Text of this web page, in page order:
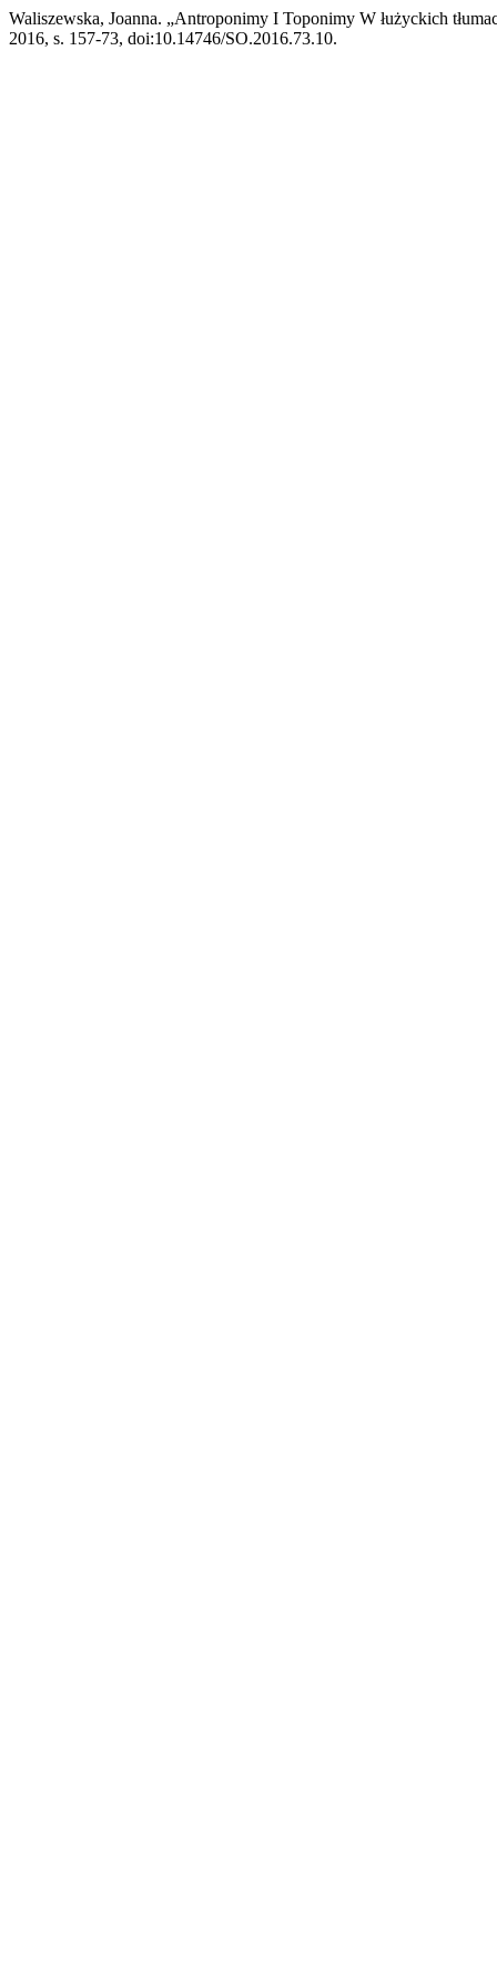
Waliszewska, Joanna. „Antroponimy I Toponimy W łużyckich
2016, s. 157-73, doi:10.14746/SO.2016.73.10.